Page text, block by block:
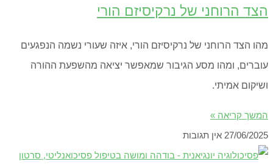
הצד הרוחני של נרקיסיזם הורי
מהו הצד הרוחני של נרקיסיזם הורי, איזה שעורי נשמה הנפגעים
עוברים, ומהו מסע הגיבור שמאפשר יציאה מהשפעת ההורה
ושיקום אמיתי.
המשך קריאה »
27/06/2025 אין תגובות